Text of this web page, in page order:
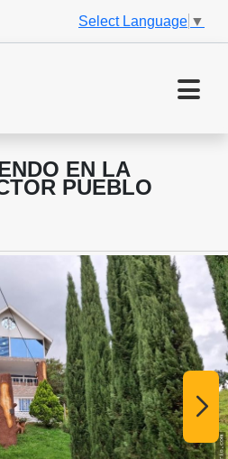
Select Language ▼
EN LA
PUEBLO